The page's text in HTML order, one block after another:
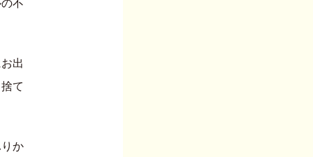
不
出
て
か